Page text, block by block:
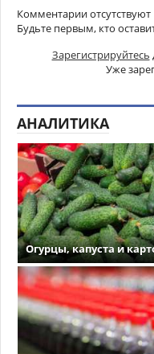
Комментарии отсутствуют
Будьте первым, кто
Зарегистрируйтесь
Уже
АНАЛИТИКА
Огурцы, капуста и